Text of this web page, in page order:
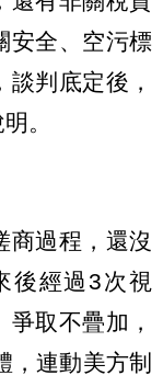
安全、空污標
判底定後，
。
商過程，還沒
後經過3次視
取不疊加，
，連動美方制